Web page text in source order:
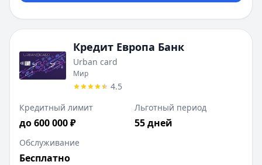
Кредит Европа Банк
Urban card
Мир
4.5
Кредитный лимит
до 600 000 ₽
Льготный период
55 дней
Обслуживание
Бесплатно